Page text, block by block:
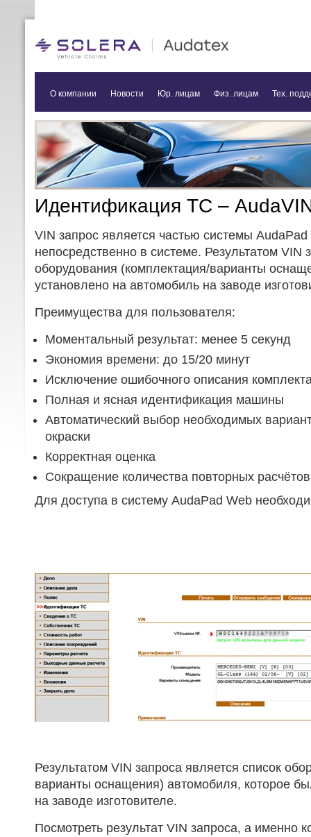
О компании Новости Юр. лицам Физ. лицам Тех.
Идентификация ТС –
VIN запрос является частью системы
непосредственно в системе. Результатом VIN
оборудования (комплектация/варианты
установлено на автомобиль на заводе
Преимущества для пользователя:
Моментальный результат: менее 5 секунд
Экономия времени: до 15/20 минут
Исключение ошибочного описания
Полная и ясная идентификация машины
Автоматический выбор необходимых
окраски
Корректная оценка
Сокращение количества повторных расчётов
Для доступа в систему AudaPad Web
Результатом VIN запроса является список
варианты оснащения) автомобиля, которое
на заводе изготовителе.
Посмотреть результат VIN запроса, а именно